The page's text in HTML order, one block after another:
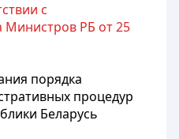
с
Министров РБ от 25
порядка
процедур
Беларусь